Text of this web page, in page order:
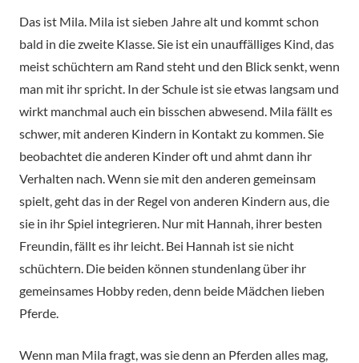
Das ist Mila. Mila ist sieben Jahre alt und kommt schon
bald in die zweite Klasse. Sie ist ein unauffälliges Kind, das
meist schüchtern am Rand steht und den Blick senkt, wenn
man mit ihr spricht. In der Schule ist sie etwas langsam und
wirkt manchmal auch ein bisschen abwesend. Mila fällt es
schwer, mit anderen Kindern in Kontakt zu kommen. Sie
beobachtet die anderen Kinder oft und ahmt dann ihr
Verhalten nach. Wenn sie mit den anderen gemeinsam
spielt, geht das in der Regel von anderen Kindern aus, die
sie in ihr Spiel integrieren. Nur mit Hannah, ihrer besten
Freundin, fällt es ihr leicht. Bei Hannah ist sie nicht
schüchtern. Die beiden können stundenlang über ihr
gemeinsames Hobby reden, denn beide Mädchen lieben
Pferde.
Wenn man Mila fragt, was sie denn an Pferden alles mag,